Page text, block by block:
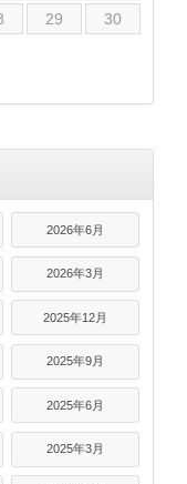
29
30
2026年6月
2026年3月
2025年12月
2025年9月
2025年6月
2025年3月